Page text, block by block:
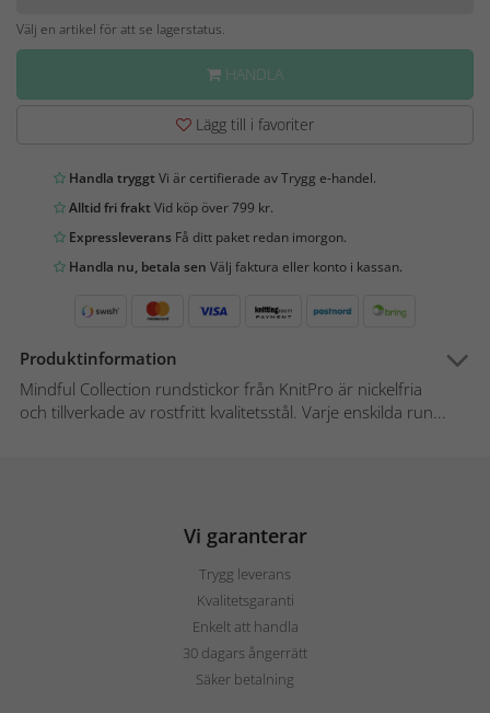
Välj en artikel för att se lagerstatus.
HANDLA
Lägg till i favoriter
Handla tryggtVi är certifierade av Trygg e-handel.
Alltid fri fraktVid köp över 799 kr.
Expressleverans Få ditt paket redan imorgon.
Handla nu, betala sen Välj faktura eller konto i kassan.
Produktinformation
Mindful Collection rundstickor från KnitPro är nickelfria
och tillverkade av rostfritt kvalitetsstål. Varje enskilda run...
Vi garanterar
Trygg leverans
Kvalitetsgaranti
Enkelt att handla
30 dagars ångerrätt
Säker betalning